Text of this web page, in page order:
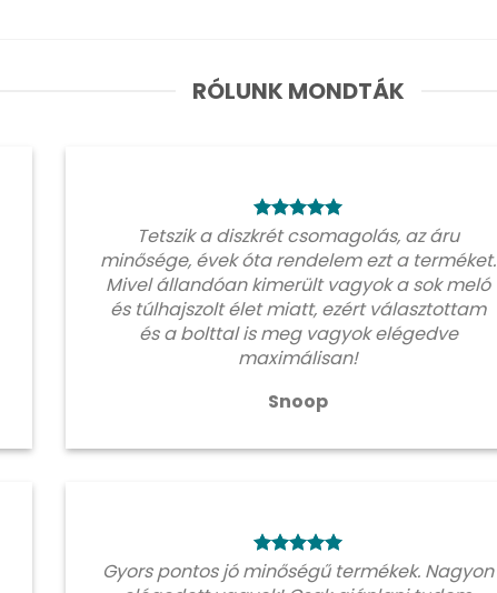
RÓLUNK MONDTÁK
Tetszik a diszkrét csomagolás, az áru
minősége, évek óta rendelem ezt a terméket.
Mivel állandóan kimerült vagyok a sok meló
és túlhajszolt élet miatt, ezért választottam
és a bolttal is meg vagyok elégedve
maximálisan!
Snoop
Gyors pontos jó minőségű termékek. Nagyon